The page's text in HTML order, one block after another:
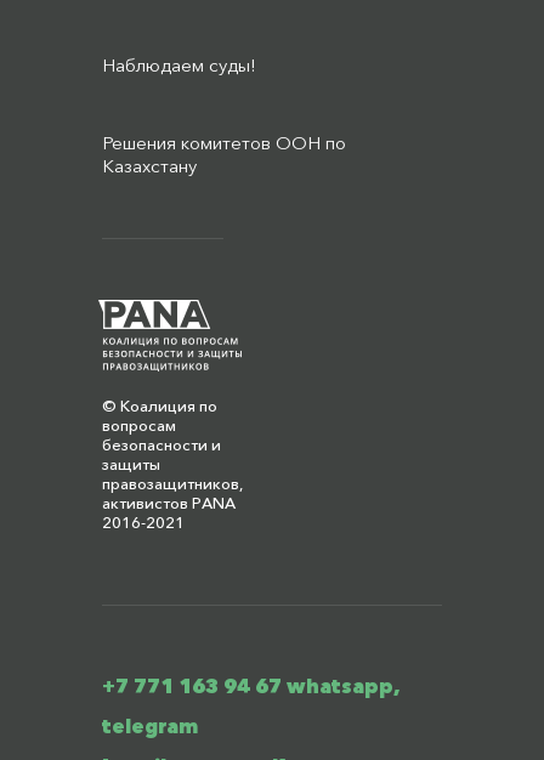
© Коалиция по
вопросам
безопасности и
защиты
правозащитников,
активистов PANA
2016-2021
Наблюдаем суды!
Решения комитетов ООН по
Казахстану
+7 771 163 94 67 whatsapp,
telegram